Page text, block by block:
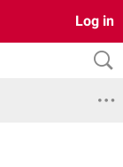
Log in